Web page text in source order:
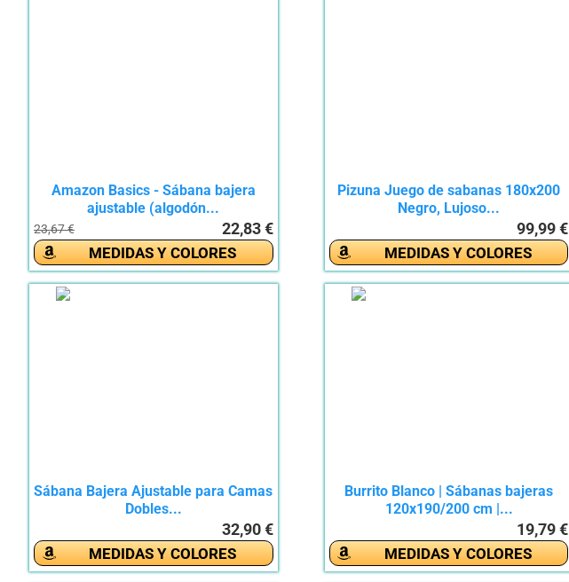
Amazon Basics - Sábana bajera
ajustable (algodón...
23,67 € 22,83 €
MEDIDAS Y COLORES
Pizuna Juego de sabanas 180x200
Negro, Lujoso...
99,99 €
MEDIDAS Y COLORES
Sábana Bajera Ajustable para Camas
Dobles...
32,90 €
MEDIDAS Y COLORES
Burrito Blanco | Sábanas bajeras
120x190/200 cm |...
19,79 €
MEDIDAS Y COLORES